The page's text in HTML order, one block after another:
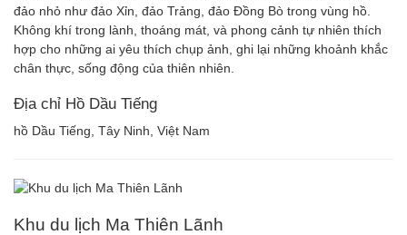
đảo nhỏ như đảo Xỉn, đảo Trảng, đảo Đồng Bò trong vùng hồ.
Không khí trong lành, thoáng mát, và phong cảnh tự nhiên thích
hợp cho những ai yêu thích chụp ảnh, ghi lại những khoảnh khắc
chân thực, sống động của thiên nhiên.
Địa chỉ Hồ Dầu Tiếng
hồ Dầu Tiếng, Tây Ninh, Việt Nam
Khu du lịch Ma Thiên Lãnh